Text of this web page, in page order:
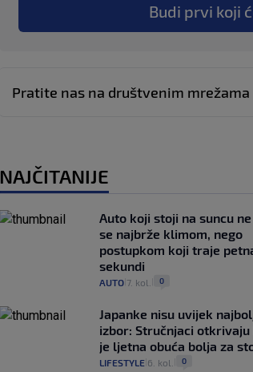
Budi prvi koji
Pratite nas na društvenim mrežama
NAJČITANIJE
Auto koji stoji na suncu
se najbrže klimom, nego
postupkom koji traje
sekundi
AUTO 7. kol. 0
Japanke nisu uvijek
izbor: Stručnjaci otkrivaju
je ljetna obuća bolja za
LIFESTYLE 6. kol. 0